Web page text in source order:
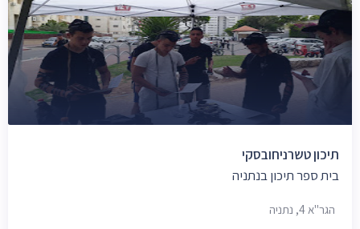
תיכון טשרניחובסקי
בית ספר תיכון בנתניה
הגר"א 4, נתניה